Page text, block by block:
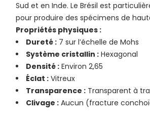
Sud et en Inde. Le Brésil est
pour produire des spécimens de
Propriétés physiques :
Dureté : 7 sur l’échelle de Mohs
Système cristallin : Hexagonal
Densité : Environ 2,65
Éclat : Vitreux
Transparence : Transparent à
Clivage : Aucun (fracture